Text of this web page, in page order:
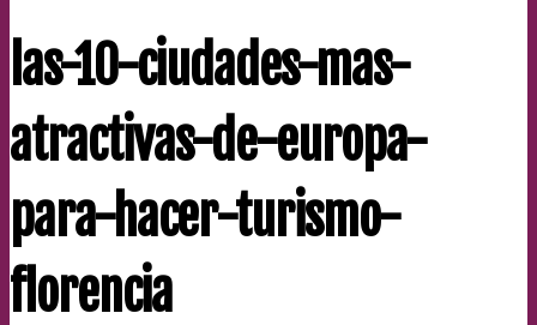
las-10-ciudades-mas-
atractivas-de-europa-
para-hacer-turismo-
florencia